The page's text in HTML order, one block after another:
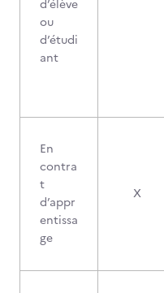
d’élève
ou
d’étudi
ant
En
contra
t
d’appr
entissa
ge
X